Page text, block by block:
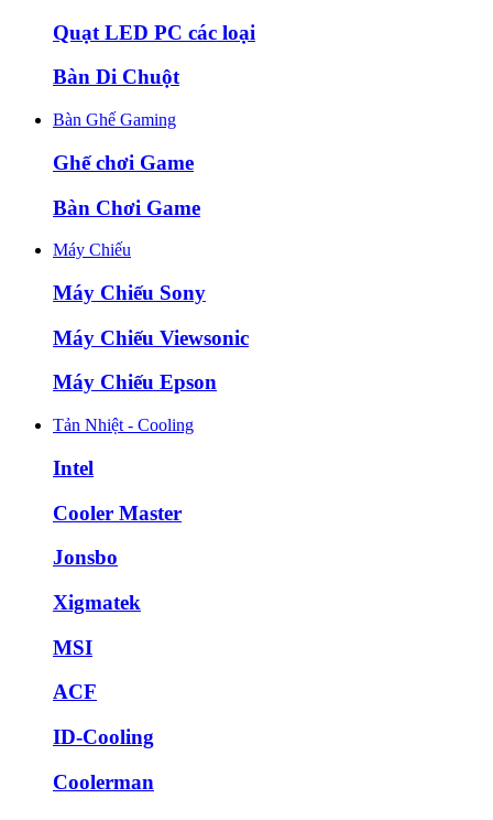
Quạt LED PC các loại
Bàn Di Chuột
Bàn Ghế Gaming
Ghế chơi Game
Bàn Chơi Game
Máy Chiếu
Máy Chiếu Sony
Máy Chiếu Viewsonic
Máy Chiếu Epson
Tản Nhiệt - Cooling
Intel
Cooler Master
Jonsbo
Xigmatek
MSI
ACF
ID-Cooling
Coolerman